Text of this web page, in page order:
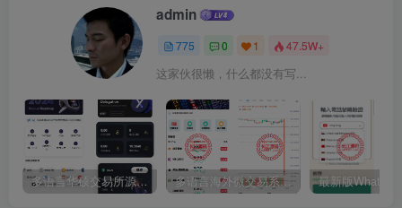
admin
775 0 1 47.5W+
这家伙很懒，什么都没有写...
多语言华硕交易所源码/手机端uniapp电脑端vue.支持秒合约/币币/国际黄金/U本位合约/DeFi挖矿 多语言海外微交易系统源码/虚拟币黄金期货外汇微盘